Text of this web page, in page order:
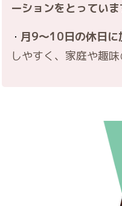
ーションをとっていま
月9～10日の休日に
しやすく、家庭や趣